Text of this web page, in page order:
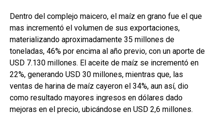
Dentro del complejo maicero, el maíz en grano fue el que
mas incrementó el volumen de sus exportaciones,
materializando aproximadamente 35 millones de
toneladas, 46% por encima al año previo, con un aporte de
USD 7.130 millones. El aceite de maíz se incrementó en
22%, generando USD 30 millones, mientras que, las
ventas de harina de maíz cayeron el 34%, aun así, dio
como resultado mayores ingresos en dólares dado
mejoras en el precio, ubicándose en USD 2,6 millones.